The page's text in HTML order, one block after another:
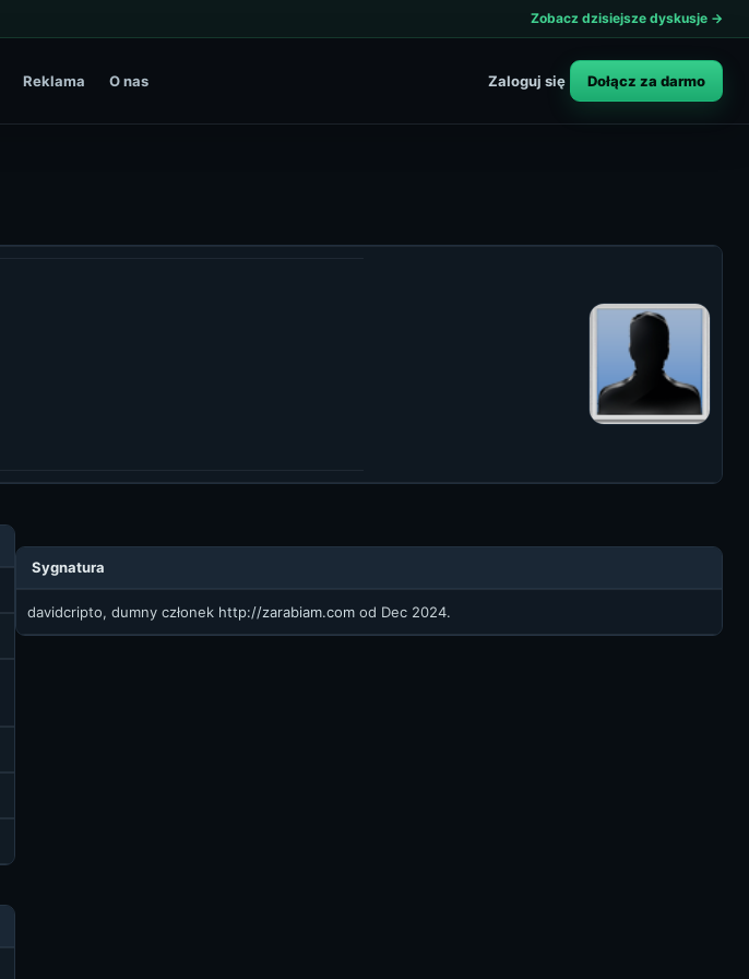
Zobacz dzisiejsze dyskusje →
Reklama O nas Zaloguj się Dołącz za darmo
Sygnatura
davidcripto, dumny członek http://zarabiam.com od Dec 2024.